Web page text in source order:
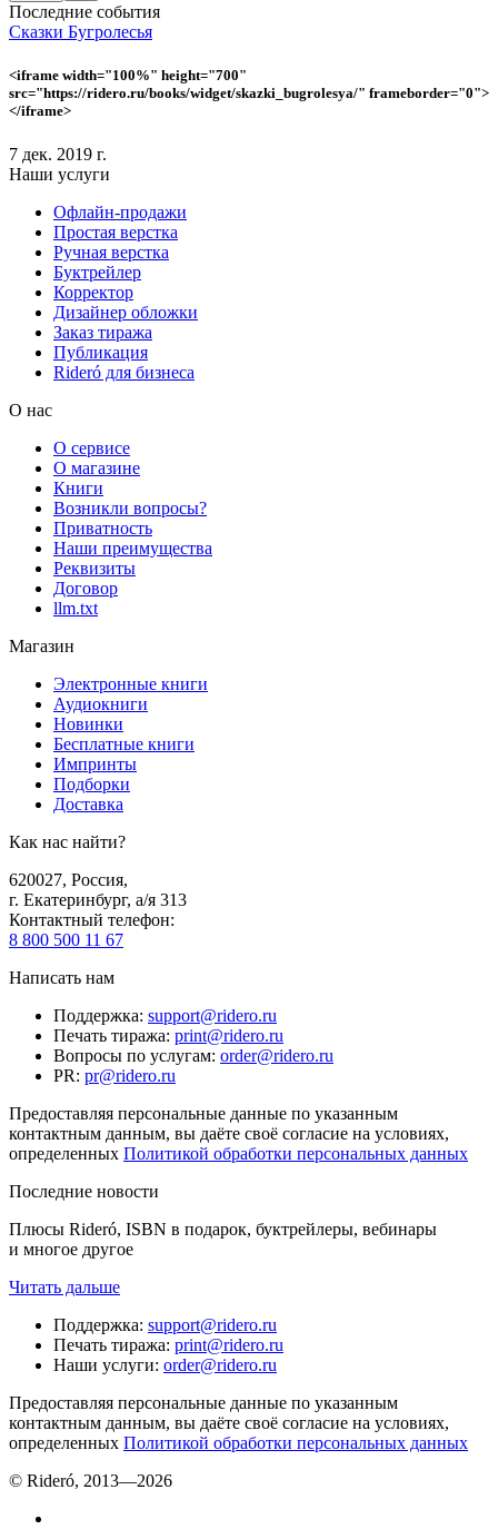
Последние события
Сказки Бугролесья
<iframe width="100%" height="700"
src="https://ridero.ru/books/widget/skazki_bugrolesya/" frameborder="0">
</iframe>
7 дек. 2019 г.
Наши услуги
Офлайн-продажи
Простая верстка
Ручная верстка
Буктрейлер
Корректор
Дизайнер обложки
Заказ тиража
Публикация
Rideró для бизнеса
О нас
О сервисе
О магазине
Книги
Возникли вопросы?
Приватность
Наши преимущества
Реквизиты
Договор
llm.txt
Магазин
Электронные книги
Аудиокниги
Новинки
Бесплатные книги
Импринты
Подборки
Доставка
Как нас найти?
620027, Россия,
г. Екатеринбург, а/я 313
Контактный телефон:
8 800 500 11 67
Написать нам
Поддержка: support@ridero.ru
Печать тиража: print@ridero.ru
Вопросы по услугам: order@ridero.ru
PR: pr@ridero.ru
Предоставляя персональные данные по указанным
контактным данным, вы даёте своё согласие на условиях,
определенных Политикой обработки персональных данных
Последние новости
Плюсы Rideró, ISBN в подарок, буктрейлеры, вебинары
и многое другое
Читать дальше
Поддержка: support@ridero.ru
Печать тиража: print@ridero.ru
Наши услуги: order@ridero.ru
Предоставляя персональные данные по указанным
контактным данным, вы даёте своё согласие на условиях,
определенных Политикой обработки персональных данных
© Rideró, 2013—2026